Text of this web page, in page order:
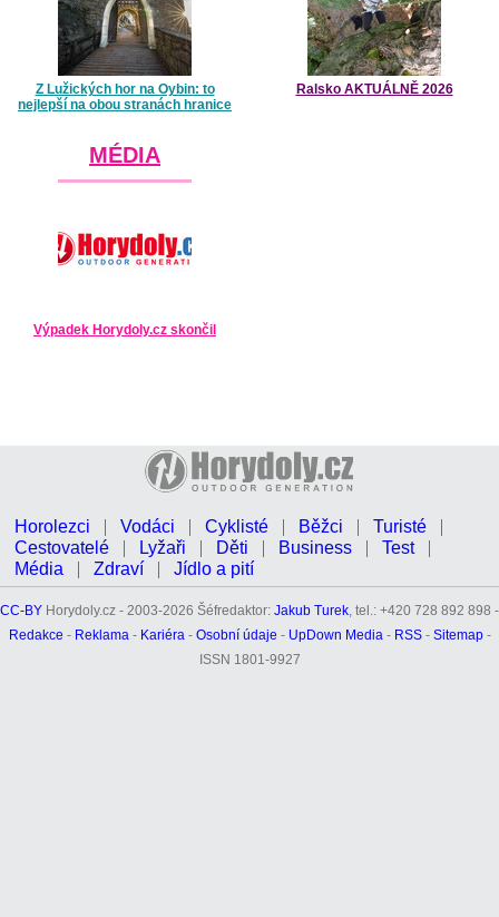
Z Lužických hor na Oybin: to
nejlepší na obou stranách hranice
Ralsko AKTUÁLNĚ 2026
MÉDIA
Výpadek Horydoly.cz skončil
Horolezci Vodáci Cyklisté Běžci
Turisté
Cestovatelé
Lyžaři Děti Business
Test
Média
Zdraví Jídlo a pití
CC-BY Horydoly.cz - 2003-2026 Šéfredaktor: Jakub Turek, tel.: +420 728 892 898 -
Redakce - Reklama- Kariéra- Osobní údaje - UpDown Media- RSS- Sitemap-
ISSN 1801-9927